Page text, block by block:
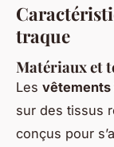
traque
Matériaux et
Les vêtements
sur des tissus
conçus pour